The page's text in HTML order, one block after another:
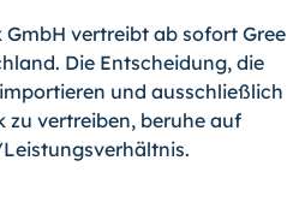
vertreibt ab sofort Gree
Die Entscheidung, die
und ausschließlich
zu vertreiben, beruhe auf
Leistungsverhältnis.